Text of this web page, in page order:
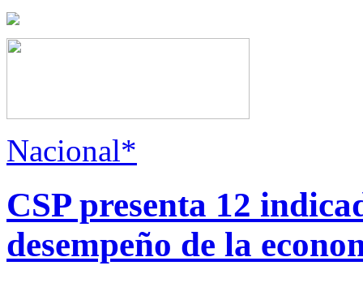
Nacional*
CSP presenta 12
desempeño de la